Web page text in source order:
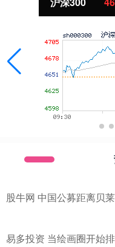
股牛网 中国公募距离贝
易多投资 当绘画圈开始